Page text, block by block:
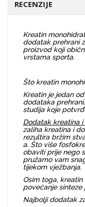
RECENZIJE
Kreatin
dodatak prehrani
proizvod koji
vrstama sporta.
Što kreatin
Kreatin je jedan
dodataka
studija koje
Dodatak kreatina i
zaliha kreatina i
rezultira bržim
a. Što više
obaviti prije nego
pružamo vam
tijekom vježbanja.
Osim toga,
povećanje sinteze
Najbolji dodatak